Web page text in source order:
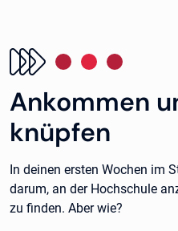
Ankommen
knüpfen
In deinen ersten Wochen im
darum, an der Hochschule
zu finden. Aber wie?